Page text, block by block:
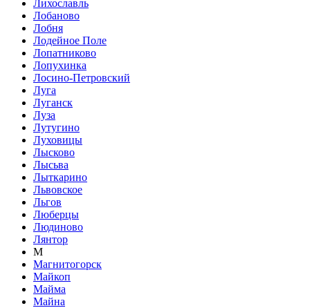
Лихославль
Лобаново
Лобня
Лодейное Поле
Лопатниково
Лопухинка
Лосино-Петровский
Луга
Луганск
Луза
Лутугино
Луховицы
Лысково
Лысьва
Лыткарино
Львовское
Льгов
Люберцы
Людиново
Лянтор
М
Магнитогорск
Майкоп
Майма
Майна